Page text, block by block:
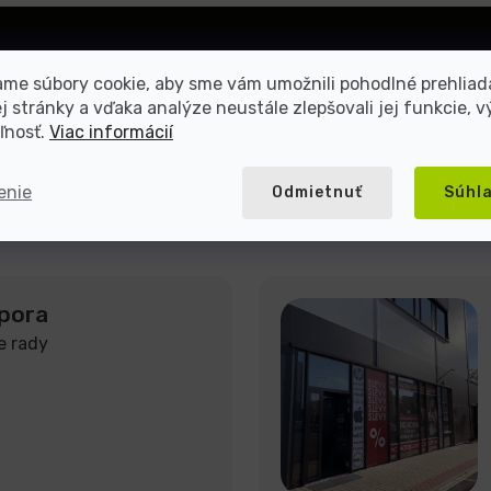
súbory cookie, aby sme vám umožnili pohodlné
stránky a vďaka analýze neustále zlepšovali jej funkcie,
Viac informácií
Odmietnuť
ochrany osobných
Prihlásiť
sa
rady